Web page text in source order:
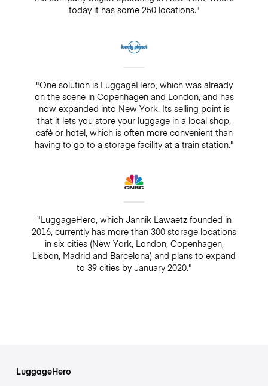
today it has some 250 locations."
"One solution is LuggageHero, which was already
on the scene in Copenhagen and London, and has
now expanded into New York. Its selling point is
that it lets you store your luggage in a local shop,
café or hotel, which is often more convenient than
having to go to a storage facility at a train station."
"LuggageHero, which Jannik Lawaetz founded in
2016, currently has more than 300 storage locations
in six cities (New York, London, Copenhagen,
Lisbon, Madrid and Barcelona) and plans to expand
to 39 cities by January 2020."
LuggageHero